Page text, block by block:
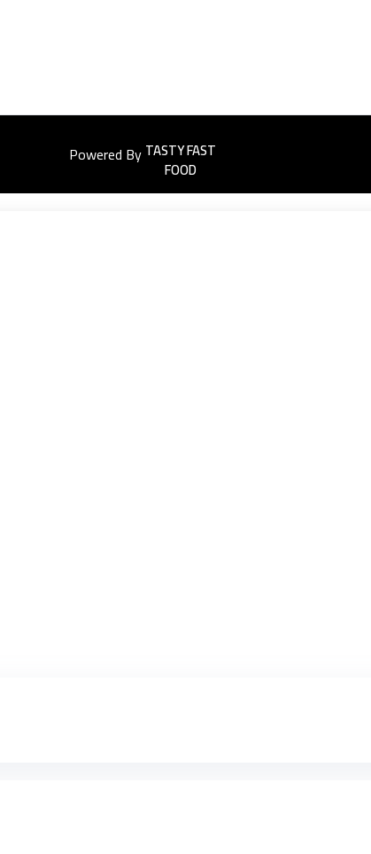
Powered ByEasyorders